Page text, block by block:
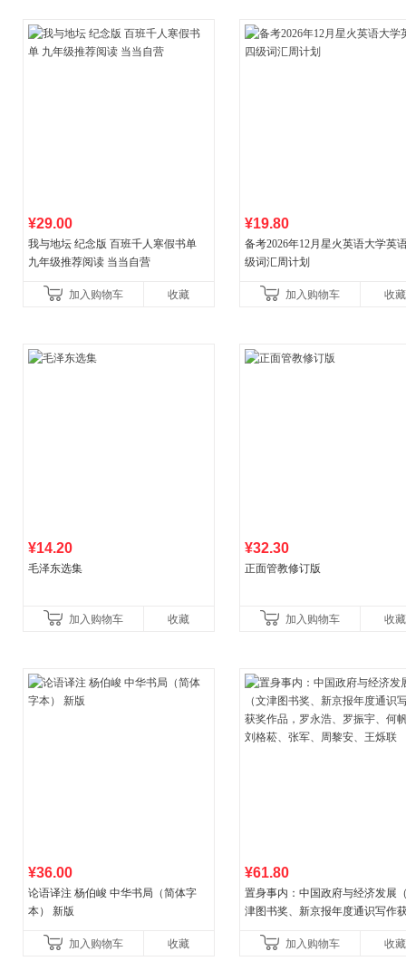
¥29.00
我与地坛 纪念版 百班千人寒假书单
九年级推荐阅读 当当自营
加入购物车 收藏
¥19.80
备考2026年12月星火英语大学英
级词汇周计划
加入购物车 收藏
¥14.20
毛泽东选集
加入购物车 收藏
¥32.30
正面管教修订版
加入购物车 收藏
¥36.00
论语译注 杨伯峻 中华书局（简体字
本） 新版
加入购物车 收藏
¥61.80
置身事内：中国政府与经济发展
津图书奖、新京报年度通识写作
菘、张军、周黎安、王烁联
加入购物车 收藏